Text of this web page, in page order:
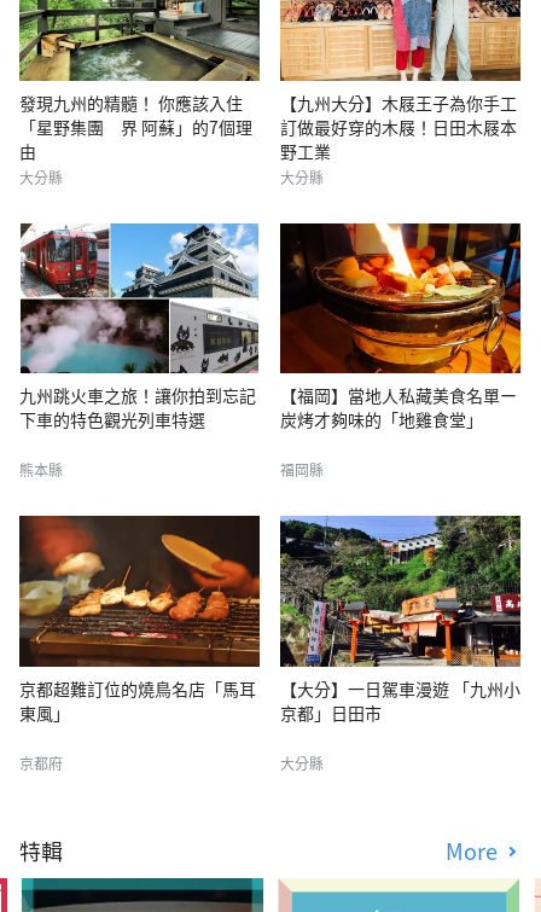
發現九州的精髓！ 你應該入住
「星野集團 界 阿蘇」的7個理
由
大分縣
【九州大分】木屐王子為你手工
訂做最好穿的木屐！日田木屐本
野工業
大分縣
九州跳火車之旅！讓你拍到忘記
下車的特色觀光列車特選
熊本縣
【福岡】當地人私藏美食名單ー
炭烤才夠味的「地雞食堂」
福岡縣
京都超難訂位的燒鳥名店「馬耳
東風」
京都府
【大分】一日駕車漫遊 「九州小
京都」日田市
大分縣
特輯 More